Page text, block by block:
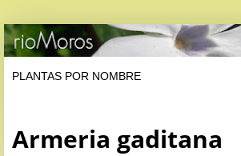
Armeria gaditana